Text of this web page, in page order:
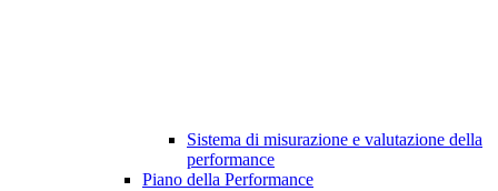
Sistema di misurazione e valutazione della
performance
Piano della Performance